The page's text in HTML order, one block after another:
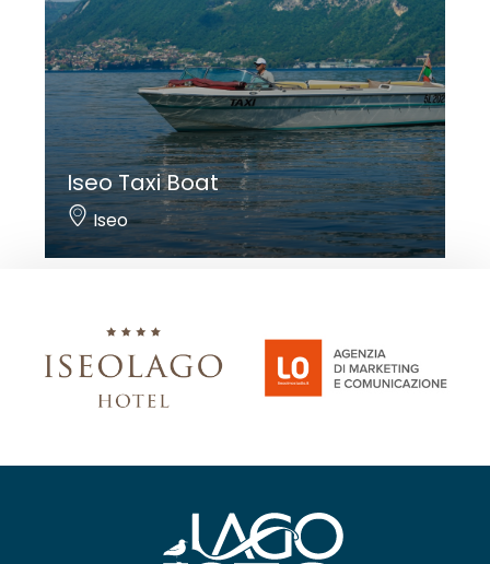
Iseo Taxi Boat
Iseo